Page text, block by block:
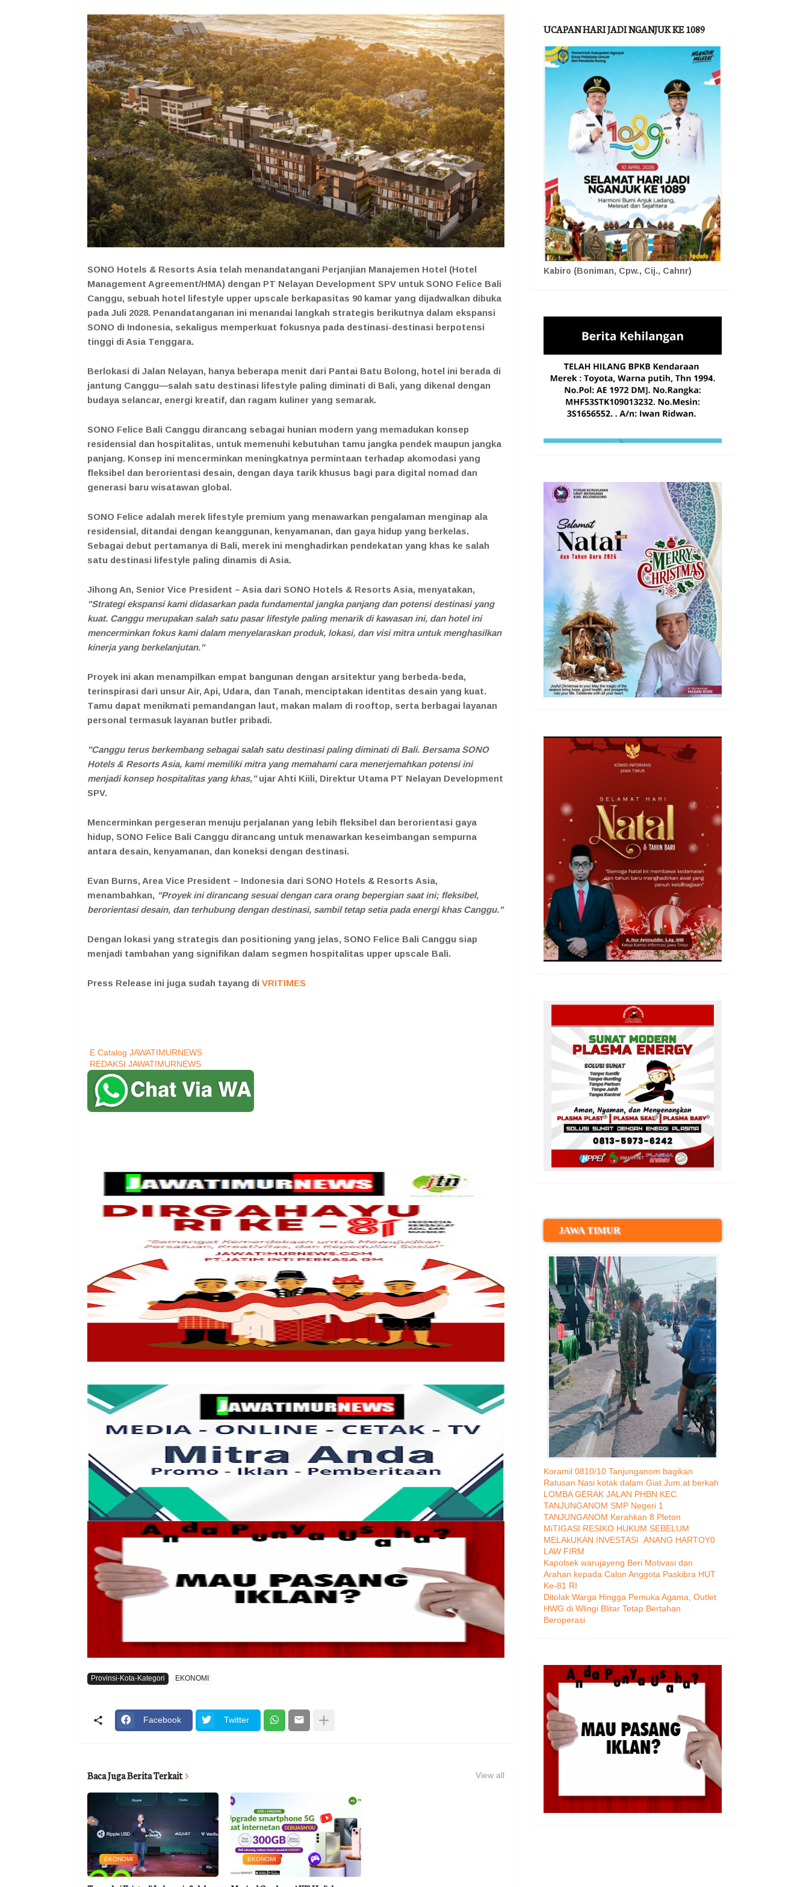
SONO Hotels & Resorts Asia telah menandatangani Perjanjian Manajemen Hotel (Hotel
Management Agreement/HMA) dengan PT Nelayan Development SPV untuk SONO Felice Bali
Canggu, sebuah hotel lifestyle upper upscale berkapasitas 90 kamar yang dijadwalkan dibuka
pada Juli 2028. Penandatanganan ini menandai langkah strategis berikutnya dalam ekspansi
SONO di Indonesia, sekaligus memperkuat fokusnya pada destinasi-destinasi berpotensi
tinggi di Asia Tenggara.
Berlokasi di Jalan Nelayan, hanya beberapa menit dari Pantai Batu Bolong, hotel ini berada di
jantung Canggu—salah satu destinasi lifestyle paling diminati di Bali, yang dikenal dengan
budaya selancar, energi kreatif, dan ragam kuliner yang semarak.
SONO Felice Bali Canggu dirancang sebagai hunian modern yang memadukan konsep
residensial dan hospitalitas, untuk memenuhi kebutuhan tamu jangka pendek maupun jangka
panjang. Konsep ini mencerminkan meningkatnya permintaan terhadap akomodasi yang
fleksibel dan berorientasi desain, dengan daya tarik khusus bagi para digital nomad dan
generasi baru wisatawan global.
SONO Felice adalah merek lifestyle premium yang menawarkan pengalaman menginap ala
residensial, ditandai dengan keanggunan, kenyamanan, dan gaya hidup yang berkelas.
Sebagai debut pertamanya di Bali, merek ini menghadirkan pendekatan yang khas ke salah
satu destinasi lifestyle paling dinamis di Asia.
Jihong An, Senior Vice President – Asia dari SONO Hotels & Resorts Asia, menyatakan,
"Strategi ekspansi kami didasarkan pada fundamental jangka panjang dan potensi destinasi yang
kuat. Canggu merupakan salah satu pasar lifestyle paling menarik di kawasan ini, dan hotel ini
mencerminkan fokus kami dalam menyelaraskan produk, lokasi, dan visi mitra untuk menghasilkan
kinerja yang berkelanjutan."
Proyek ini akan menampilkan empat bangunan dengan arsitektur yang berbeda-beda,
terinspirasi dari unsur Air, Api, Udara, dan Tanah, menciptakan identitas desain yang kuat.
Tamu dapat menikmati pemandangan laut, makan malam di rooftop, serta berbagai layanan
personal termasuk layanan butler pribadi.
"Canggu terus berkembang sebagai salah satu destinasi paling diminati di Bali. Bersama SONO
Hotels & Resorts Asia, kami memiliki mitra yang memahami cara menerjemahkan potensi ini
menjadi konsep hospitalitas yang khas,"ujar Ahti Kiili, Direktur Utama PT Nelayan Development
SPV.
Mencerminkan pergeseran menuju perjalanan yang lebih fleksibel dan berorientasi gaya
hidup, SONO Felice Bali Canggu dirancang untuk menawarkan keseimbangan sempurna
antara desain, kenyamanan, dan koneksi dengan destinasi.
Evan Burns, Area Vice President – Indonesia dari SONO Hotels & Resorts Asia,
menambahkan, "Proyek ini dirancang sesuai dengan cara orang bepergian saat ini; fleksibel,
berorientasi desain, dan terhubung dengan destinasi, sambil tetap setia pada energi khas Canggu."
Dengan lokasi yang strategis dan positioning yang jelas, SONO Felice Bali Canggu siap
menjadi tambahan yang signifikan dalam segmen hospitalitas upper upscale Bali.
Press Release ini juga sudah tayang di VRITIMES
E Catalog JAWATIMURNEWS
REDAKSI JAWATIMURNEWS
Provinsi-Kota-Kategori EKONOMI
Facebook Twitter
Baca Juga Berita Terkait View all
EKONOMI EKONOMI
UCAPAN HARI JADI NGANJUK KE 1089
Kabiro (Boniman, Cpw., Cij., Cahnr)
JAWA TIMUR
Koramil 0810/10 Tanjunganom bagikan
Ratusan Nasi kotak dalam Giat Jum,at berkah
LOMBA GERAK JALAN PHBN KEC.
TANJUNGANOM SMP Negeri 1
TANJUNGANOM Kerahkan 8 Pleton
MiTIGASI RESIKO HUKUM SEBELUM
MELAkUKAN INVESTASI .ANANG HARTOY0
LAW FIRM
Kapolsek warujayeng Beri Motivasi dan
Arahan kepada Calon Anggota Paskibra HUT
Ke-81 RI
Ditolak Warga Hingga Pemuka Agama, Outlet
HWG di Wlingi Blitar Tetap Bertahan
Beroperasi